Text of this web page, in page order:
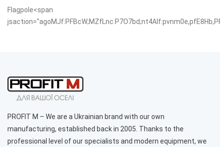
Flagpole<span
PROFIT M – We are a Ukrainian brand with our own
manufacturing, established back in 2005. Thanks to the
professional level of our specialists and modern equipment, we